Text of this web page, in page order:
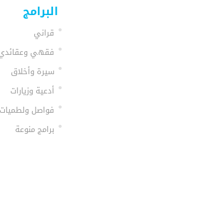
البرامج
قراني
فقهي
سيرة وأخلاق
أدعية وزيارات
فواصل ولطميات
برامج منوعة